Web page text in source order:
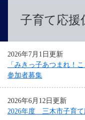
子育て応援
2026年7月1日更新
「みきっ子あつまれ！
参加者募集
2026年6月12日更新
2026年度 三木市子育て